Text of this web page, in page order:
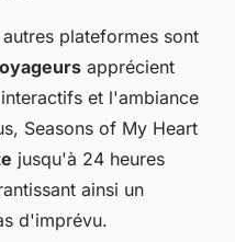
plateformes sont
apprécient
et l'ambiance
Seasons of My Heart
jusqu'à 24 heures
ainsi un
d'imprévu.